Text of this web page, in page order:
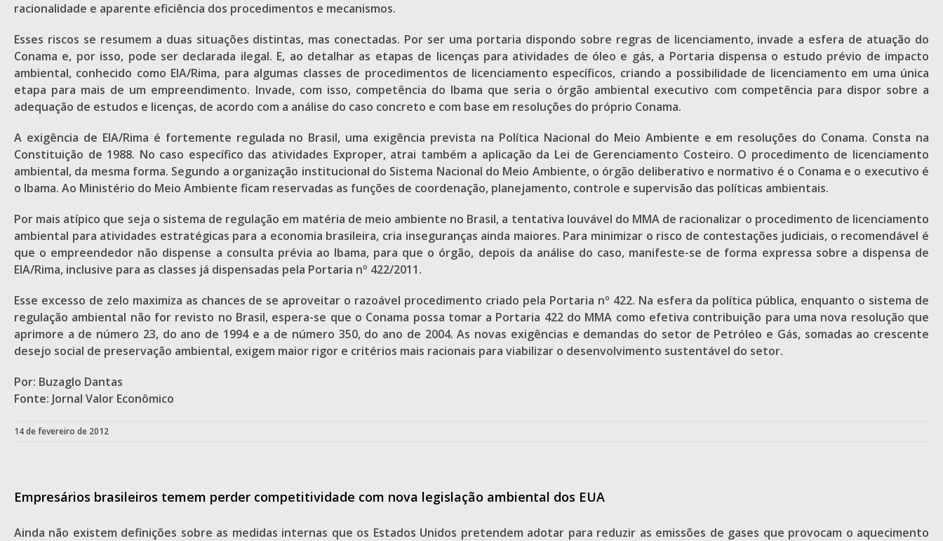
racionalidade e aparente eficiência dos procedimentos e mecanismos.
Esses riscos se resumem a duas situações distintas, mas conectadas. Por ser uma portaria dispondo sobre regras de licenciamento, invade a esfera de atuação do
Conama e, por isso, pode ser declarada ilegal. E, ao detalhar as etapas de licenças para atividades de óleo e gás, a Portaria dispensa o estudo prévio de impacto
ambiental, conhecido como EIA/Rima, para algumas classes de procedimentos de licenciamento específicos, criando a possibilidade de licenciamento em uma única
etapa para mais de um empreendimento. Invade, com isso, competência do Ibama que seria o órgão ambiental executivo com competência para dispor sobre a
adequação de estudos e licenças, de acordo com a análise do caso concreto e com base em resoluções do próprio Conama.
A exigência de EIA/Rima é fortemente regulada no Brasil, uma exigência prevista na Política Nacional do Meio Ambiente e em resoluções do Conama. Consta na
Constituição de 1988. No caso específico das atividades Exproper, atrai também a aplicação da Lei de Gerenciamento Costeiro. O procedimento de licenciamento
ambiental, da mesma forma. Segundo a organização institucional do Sistema Nacional do Meio Ambiente, o órgão deliberativo e normativo é o Conama e o executivo é
o Ibama. Ao Ministério do Meio Ambiente ficam reservadas as funções de coordenação, planejamento, controle e supervisão das políticas ambientais.
Por mais atípico que seja o sistema de regulação em matéria de meio ambiente no Brasil, a tentativa louvável do MMA de racionalizar o procedimento de licenciamento
ambiental para atividades estratégicas para a economia brasileira, cria inseguranças ainda maiores. Para minimizar o risco de contestações judiciais, o recomendável é
que o empreendedor não dispense a consulta prévia ao Ibama, para que o órgão, depois da análise do caso, manifeste-se de forma expressa sobre a dispensa de
EIA/Rima, inclusive para as classes já dispensadas pela Portaria nº 422/2011.
Esse excesso de zelo maximiza as chances de se aproveitar o razoável procedimento criado pela Portaria nº 422. Na esfera da política pública, enquanto o sistema de
regulação ambiental não for revisto no Brasil, espera-se que o Conama possa tomar a Portaria 422 do MMA como efetiva contribuição para uma nova resolução que
aprimore a de número 23, do ano de 1994 e a de número 350, do ano de 2004. As novas exigências e demandas do setor de Petróleo e Gás, somadas ao crescente
desejo social de preservação ambiental, exigem maior rigor e critérios mais racionais para viabilizar o desenvolvimento sustentável do setor.
Por: Buzaglo Dantas
Fonte: Jornal Valor Econômico
14 de fevereiro de 2012
Empresários brasileiros temem perder competitividade com nova legislação ambiental dos EUA
Ainda não existem definições sobre as medidas internas que os Estados Unidos pretendem adotar para reduzir as emissões de gases que provocam o aquecimento